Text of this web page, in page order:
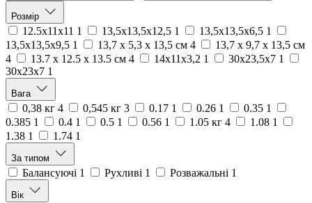
Розмір
12.5х11х11 1 13,5х13,5х12,5 1 13,5х13,5х6,5 1
13,5х13,5х9,5 1 13,7 х 5,3 х 13,5 см 4
13,7 х 9,7 х 13,5 см
4
13.7 х 12.5 х 13.5 см 4 14х11х3,2 1 30х23,5х7 1
30х23х7 1
Вага
0,38 кг 4 0,545 кг 3 0.17 1 0.26 1 0.35 1
0.385 1 0.4 1 0.5 1 0.56 1 1.05 кг 4 1.08 1
1.38 1 1.74 1
За типом
Балансуючі 1 Рухливі 1 Розважальні 1
Вік